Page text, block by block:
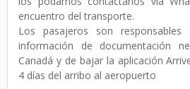
encuentro del transporte.
Los pasajeros son
información de documentación
Canadá y de bajar la aplicación
4 días del arribo al aeropuerto